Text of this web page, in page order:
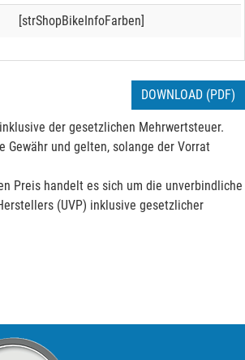
[strShopBikeInfoFarben]
DOWNLOAD (PDF)
der gesetzlichen Mehrwertsteuer.
Gewähr und gelten, solange der Vorrat
Preis handelt es sich um die unverbindliche
(UVP) inklusive gesetzlicher